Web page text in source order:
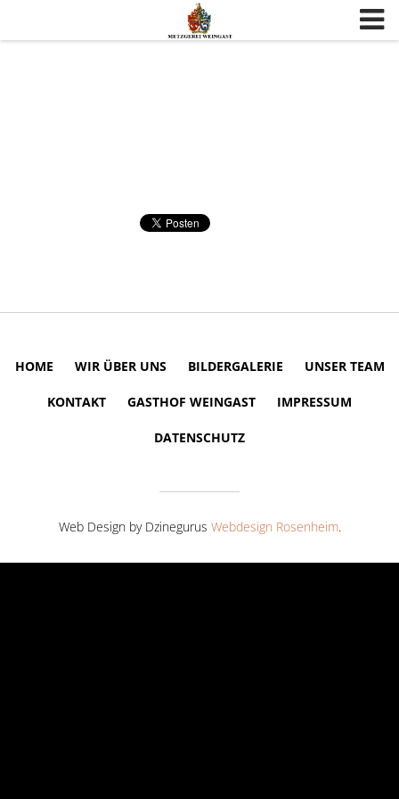
HOME WIR ÜBER UNS BILDERGALERIE UNSER TEAM
KONTAKT GASTHOF WEINGAST IMPRESSUM
DATENSCHUTZ
Web Design by Dzinegurus Webdesign Rosenheim.